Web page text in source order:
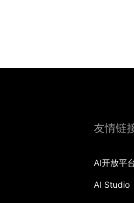
友情链
AI开放平
AI Studio